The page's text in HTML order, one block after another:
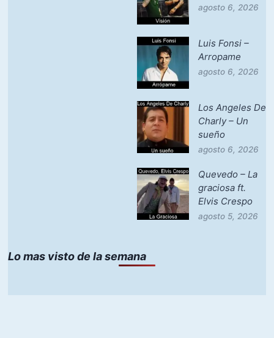
agosto 6, 2026
Luis Fonsi –
Arropame
agosto 6, 2026
Los Angeles De
Charly – Un
sueño
agosto 6, 2026
Quevedo – La
graciosa ft.
Elvis Crespo
agosto 5, 2026
Lo mas visto de la semana